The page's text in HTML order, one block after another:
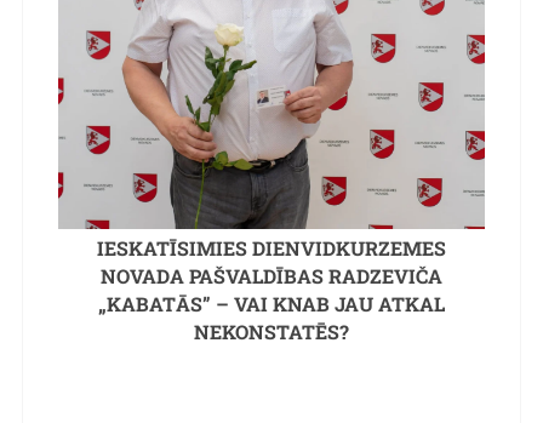
IESKATĪSIMIES DIENVIDKURZEMES
NOVADA PAŠVALDĪBAS RADZEVIČA
„KABATĀS” – VAI KNAB JAU ATKAL
NEKONSTATĒS?